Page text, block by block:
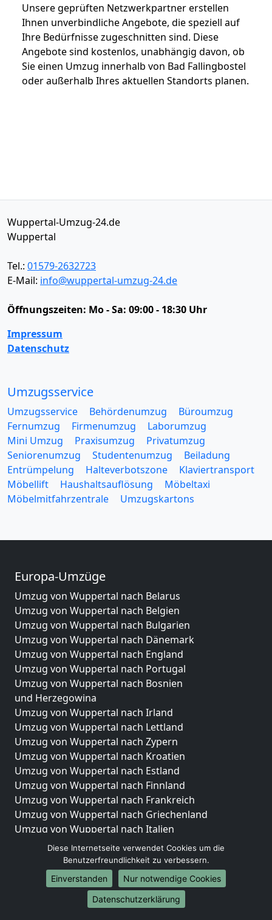
Unsere geprüften Netzwerkpartner erstellen
Ihnen unverbindliche Angebote, die speziell auf
Ihre Bedürfnisse zugeschnitten sind. Diese
Angebote sind kostenlos, unabhängig davon, ob
Sie einen Umzug innerhalb von Bad Fallingbostel
oder außerhalb Ihres aktuellen Standorts planen.
Wuppertal-Umzug-24.de
Wuppertal
Tel.: 01579-2632723
E-Mail: info@wuppertal-umzug-24.de
Öffnungszeiten: Mo - Sa: 09:00 - 18:30 Uhr
Impressum
Datenschutz
Umzugsservice
Umzugsservice Behördenumzug
Büroumzug
Fernumzug
Firmenumzug
Laborumzug
Mini Umzug
Praxisumzug
Privatumzug
Seniorenumzug
Studentenumzug
Beiladung
Entrümpelung
Halteverbotszone
Klaviertransport
Möbellift
Haushaltsauflösung
Möbeltaxi
Möbelmitfahrzentrale
Umzugskartons
Europa-Umzüge
Umzug von Wuppertal nach Belarus
Umzug von Wuppertal nach Belgien
Umzug von Wuppertal nach Bulgarien
Umzug von Wuppertal nach Dänemark
Umzug von Wuppertal nach England
Umzug von Wuppertal nach Portugal
Umzug von Wuppertal nach Bosnien
und Herzegowina
Umzug von Wuppertal nach Irland
Umzug von Wuppertal nach Lettland
Umzug von Wuppertal nach Zypern
Umzug von Wuppertal nach Kroatien
Umzug von Wuppertal nach Estland
Umzug von Wuppertal nach Finnland
Umzug von Wuppertal nach Frankreich
Umzug von Wuppertal nach Griechenland
Umzug von Wuppertal nach Italien
Umzug von Wuppertal nach Liechtenstein
Umzug von Wuppertal nach Luxemburg
Umzug von Wuppertal nach Niederlande
Umzug von Wuppertal nach Norwegen
Umzüge-Deutschlandweit
Diese Internetseite verwendet Cookies um die
Benutzerfreundlichkeit zu verbessern.
Einverstanden
Nur notwendige Cookies
Datenschutzerklärung